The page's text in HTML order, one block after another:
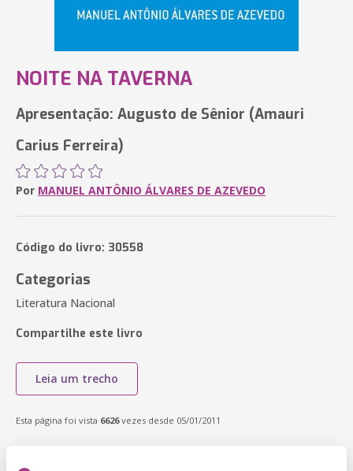
NOITE NA TAVERNA
Apresentação: Augusto de Sênior (Amauri
Carius Ferreira)
Por MANUEL ANTÔNIO ÁLVARES DE AZEVEDO
Código do livro: 30558
Categorias
Literatura Nacional
Compartilhe este livro
Leia um trecho
Esta página foi vista 6626vezes desde 05/01/2011